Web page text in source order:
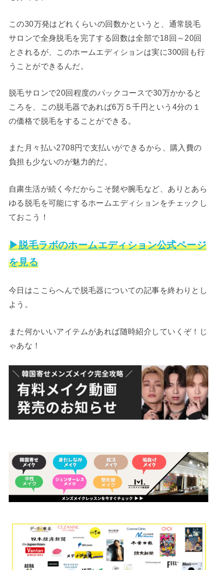
この30万発はどれくらいの回数かというと、通常脱毛
サロンで全身脱毛を完了する回数は全部で18回～20回
とされるが、このホームエディションは実に300回も行
うことができるんだ。
脱毛サロンで20回程度のパックコースで30万かかると
ころを、この脱毛器であれば6万５千円という4分の１
の価格で脱毛をすることができる。
また月々払い2708円で支払いができるから、購入費の
負担も少ないのが魅力的だ。
自粛生活が続く今だからこそ髭や腕毛など、ありとあら
ゆる脱毛を可能にするホームエディションをチェックし
ておこう！
▶脱毛ラボのホームエディション公式ページ
を見る
今日はここらへんで脱毛器についての記事を終わりとし
よう。
また何かいいアイテムがあれば随時紹介していくぞ！じ
ゃあな！